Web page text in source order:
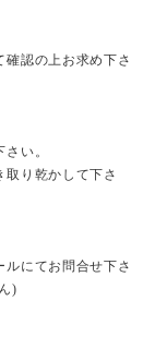
確認の上お求め下さ
い。
り乾かして下さ
ルにてお問合せ下さ
)